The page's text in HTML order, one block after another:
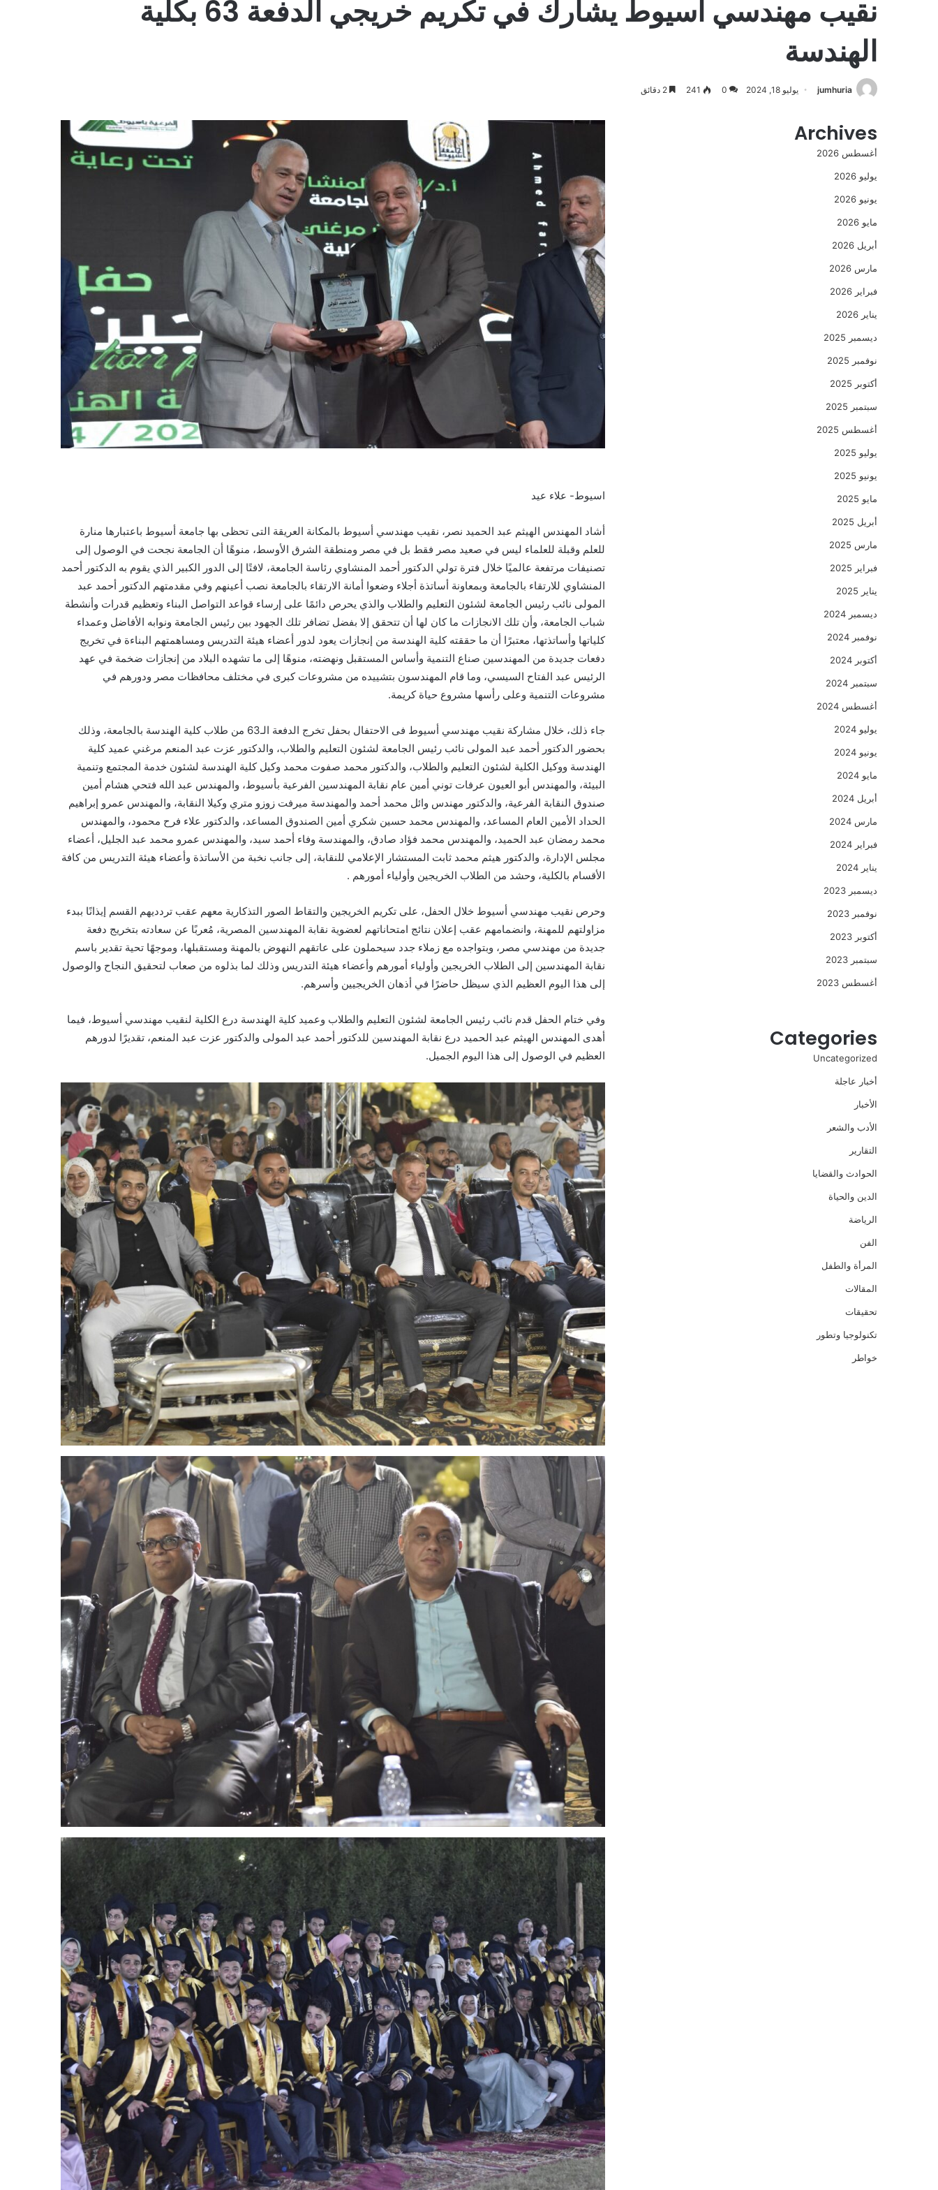
نقيب مهندسي أسيوط يشارك في تكريم خريجي الدفعة 63 بكلية
الهندسة
jumhuria يوليو 18, 2024 0
241
اسيوط- علاء عيد
أشاد المهندس الهيثم عبد الحميد نصر، نقيب مهندسي أسيوط بالمكانة العريقة التى تحظى بها جامعة أسيوط باعتبارها منارة
للعلم وقبلة للعلماء ليس في صعيد مصر فقط بل في مصر ومنطقة الشرق الأوسط، منوهًا أن الجامعة نجحت في الوصول إلى
تصنيفات مرتفعة عالميًا خلال فترة تولي الدكتور أحمد المنشاوي رئاسة الجامعة، لافتًا إلى الدور الكبير الذي يقوم به الدكتور أحمد
المنشاوي للارتقاء بالجامعة وبمعاونة أساتذة أجلاء وضعوا أمانة الارتقاء بالجامعة نصب أعينهم وفي مقدمتهم الدكتور أحمد عبد
المولى نائب رئيس الجامعة لشئون التعليم والطلاب والذي يحرص دائمًا على إرساء قواعد التواصل البناء وتعظيم قدرات وأنشطة
شباب الجامعة، وأن تلك الانجازات ما كان لها أن تتحقق إلا بفضل تضافر تلك الجهود بين رئيس الجامعة ونوابه الأفاضل وعمداء
كلياتها وأساتذتها، معتبرًا أن ما حققته كلية الهندسة من إنجازات يعود لدور أعضاء هيئة التدريس ومساهمتهم البناءة في تخريج
دفعات جديدة من المهندسين صناع التنمية وأساس المستقبل ونهضته، منوهًا إلى ما تشهده البلاد من إنجازات ضخمة في عهد
الرئيس عبد الفتاح السيسي، وما قام المهندسون بتشييده من مشروعات كبرى في مختلف محافظات مصر ودورهم في
مشروعات التنمية وعلى رأسها مشروع حياة كريمة.
جاء ذلك، خلال مشاركة نقيب مهندسي أسيوط فى الاحتفال بحفل تخرج الدفعة الـ63 من طلاب كلية الهندسة بالجامعة، وذلك
بحضور الدكتور أحمد عبد المولى نائب رئيس الجامعة لشئون التعليم والطلاب، والدكتور عزت عبد المنعم مرغني عميد كلية
الهندسة ووكيل الكلية لشئون التعليم والطلاب، والدكتور محمد صفوت محمد وكيل كلية الهندسة لشئون خدمة المجتمع وتنمية
البيئة، والمهندس أبو العيون عرفات توني أمين عام نقابة المهندسين الفرعية بأسيوط، والمهندس عبد الله فتحي هشام أمين
صندوق النقابة الفرعية، والدكتور مهندس وائل محمد أحمد والمهندسة ميرفت زوزو متري وكيلا النقابة، والمهندس عمرو إبراهيم
الحداد الأمين العام المساعد، والمهندس محمد حسين شكري أمين الصندوق المساعد، والدكتور علاء فرح محمود، والمهندس
محمد رمضان عبد الحميد، والمهندس محمد فؤاد صادق، والمهندسة وفاء أحمد سيد، والمهندس عمرو محمد عبد الجليل، أعضاء
مجلس الإدارة، والدكتور هيثم محمد ثابت المستشار الإعلامي للنقابة، إلى جانب نخبة من الأساتذة وأعضاء هيئة التدريس من كافة
الأقسام بالكلية، وحشد من الطلاب الخريجين وأولياء أمورهم .
وحرص نقيب مهندسي أسيوط خلال الحفل، على تكريم الخريجين والتقاط الصور التذكارية معهم عقب تردديهم القسم إيذانًا ببدء
مزاولتهم للمهنة، وانضمامهم عقب إعلان نتائج امتحاناتهم لعضوية نقابة المهندسين المصرية، مُعربًا عن سعادته بتخريج دفعة
جديدة من مهندسي مصر، وبتواجده مع زملاء جدد سيحملون على عاتقهم النهوض بالمهنة ومستقبلها، وموجهًا تحية تقدير باسم
نقابة المهندسين إلى الطلاب الخريجين وأولياء أمورهم وأعضاء هيئة التدريس وذلك لما بذلوه من صعاب لتحقيق النجاح والوصول
إلى هذا اليوم العظيم الذي سيظل حاضرًا في أذهان الخريجيين وأسرهم.
وفي ختام الحفل قدم نائب رئيس الجامعة لشئون التعليم والطلاب وعميد كلية الهندسة درع الكلية لنقيب مهندسي أسيوط، فيما
أهدى المهندس الهيثم عبد الحميد درع نقابة المهندسين للدكتور أحمد عبد المولى والدكتور عزت عبد المنعم، تقديرًا لدورهم
العظيم في الوصول إلى هذا اليوم الجميل.
Archives
أغسطس 2026
يوليو 2026
يونيو 2026
مايو 2026
أبريل 2026
مارس 2026
فبراير 2026
يناير 2026
ديسمبر 2025
نوفمبر 2025
أكتوبر 2025
سبتمبر 2025
أغسطس 2025
يوليو 2025
يونيو 2025
مايو 2025
أبريل 2025
مارس 2025
فبراير 2025
يناير 2025
ديسمبر 2024
نوفمبر 2024
أكتوبر 2024
سبتمبر 2024
أغسطس 2024
يوليو 2024
يونيو 2024
مايو 2024
أبريل 2024
مارس 2024
فبراير 2024
يناير 2024
ديسمبر 2023
نوفمبر 2023
أكتوبر 2023
سبتمبر 2023
أغسطس 2023
Categories
Uncategorized
أخبار عاجلة
الأخبار
الأدب والشعر
التقارير
الحوادث والقضايا
الدين والحياة
الرياضة
الفن
المرأة والطفل
المقالات
تحقيقات
تكنولوجيا وتطور
خواطر